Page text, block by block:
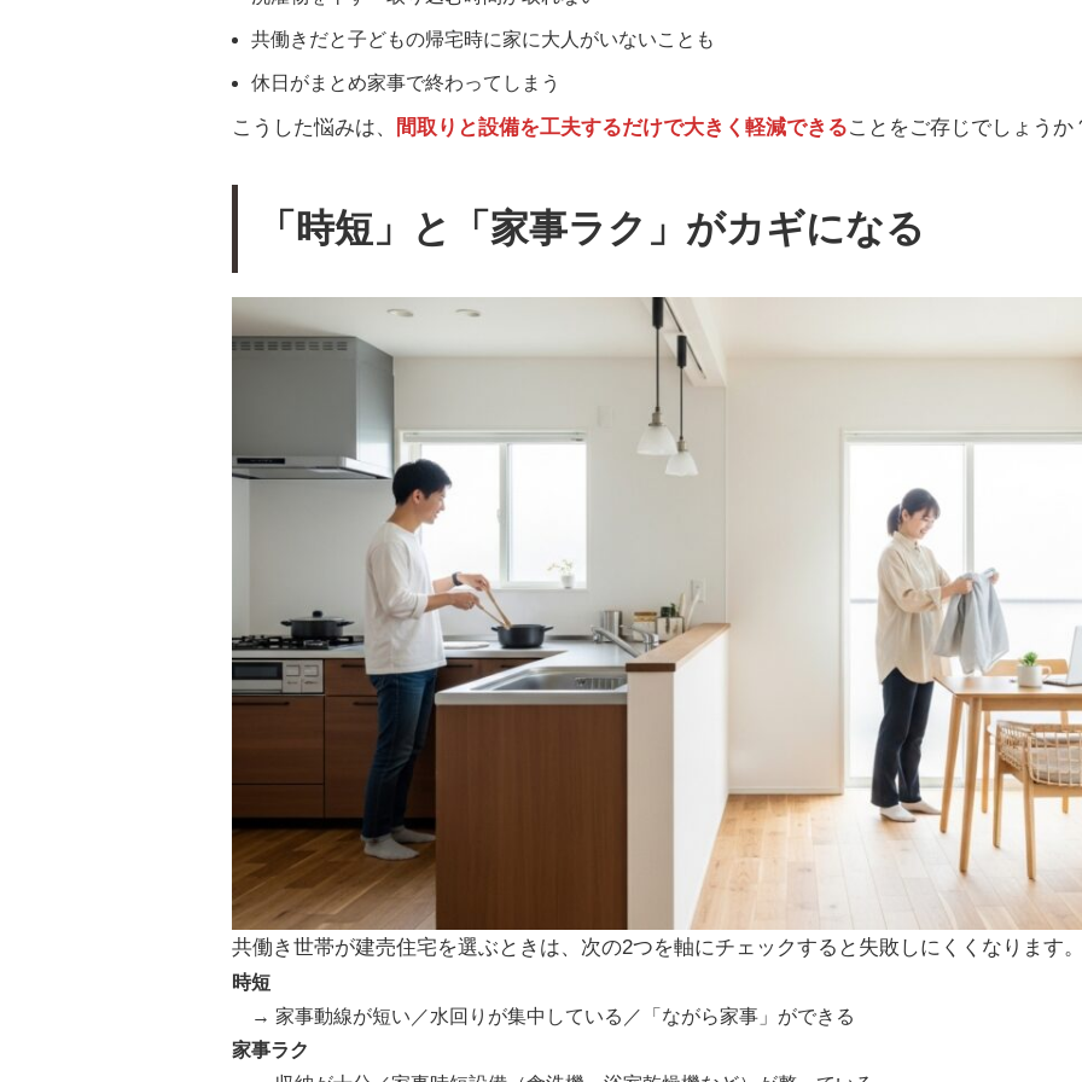
共働きだと子どもの帰宅時に家に大人がいないことも
休日がまとめ家事で終わってしまう
こうした悩みは、 間取りと設備を工夫するだけで大きく軽減できることをご存じでしょうか
「時短」と「家事ラク」がカギになる
共働き世帯が建売住宅を選ぶときは、次の2つを軸にチェックすると失敗しにくくなります
時短
→ 家事動線が短い／水回りが集中している／「ながら家事」ができる
家事ラク